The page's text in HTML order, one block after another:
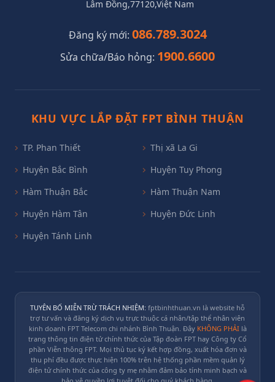
Lâm Đồng,77120,Việt Nam
Đăng ký mới: 086.789.3024
Sửa chữa/Báo hỏng: 1900.6600
KHU VỰC LẮP ĐẶT FPT BÌNH THUẬN
TP. Phan Thiết
Thị xã La Gi
Huyện Bắc Bình
Huyện Tuy Phong
Hàm Thuận Bắc
Hàm Thuận Nam
Huyện Hàm Tân
Huyện Đức Linh
Huyện Tánh Linh
TUYÊN BỐ MIỄN TRỪ TRÁCH NHIỆM: fptbinhthuan.vn là website hỗ
trợ tư vấn và đăng ký dịch vụ trực thuộc cá nhân/tập thể nhân viên
kinh doanh FPT Telecom chi nhánh Bình Thuận. Đây KHÔNG PHẢIlà
trang thông tin điện tử chính thức của Tập đoàn FPT hay Công ty Cổ
phần Viễn thông FPT. Mọi thủ tục ký kết hợp đồng, xuất hóa đơn và
thu phí đều được thực hiện 100% trên hệ thống phần mềm quản lý
điện tử chính thức của công ty mẹ nhằm đảm bảo tính minh bạch và